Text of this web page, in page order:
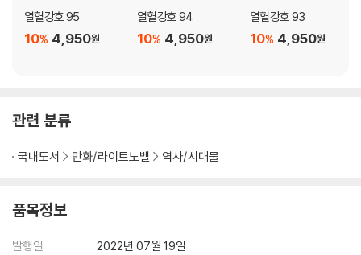
림 고수들과의 처절한 격돌!! 그 감동과 재미의 세계가 끝없이 펼쳐진다.
화린이 거친 무림을 배경으로 펼쳐가는 신무협극화! 끝없이 등장하는 무
모든 비밀의 열쇠 쥔 신지를 향한 한비광과 담화란의 여정! 그 와중에 만나
게 되는 검은 자객단! 점차 자신의 잠재력을 깨달아가는 비광에게 정파의
추적은 계속되고, 잔악한 고수 혈뢰와의 피할 수 없는 결전은 다가오는
열혈강호 95
4,950원
10%
열혈강호 94
4,950원
10%
열혈강호 93
4,950원
10%
관련 분류
국내도서 만화/라이트노벨 역사/시대물
품목정보
발행일
2022년 07월 19일